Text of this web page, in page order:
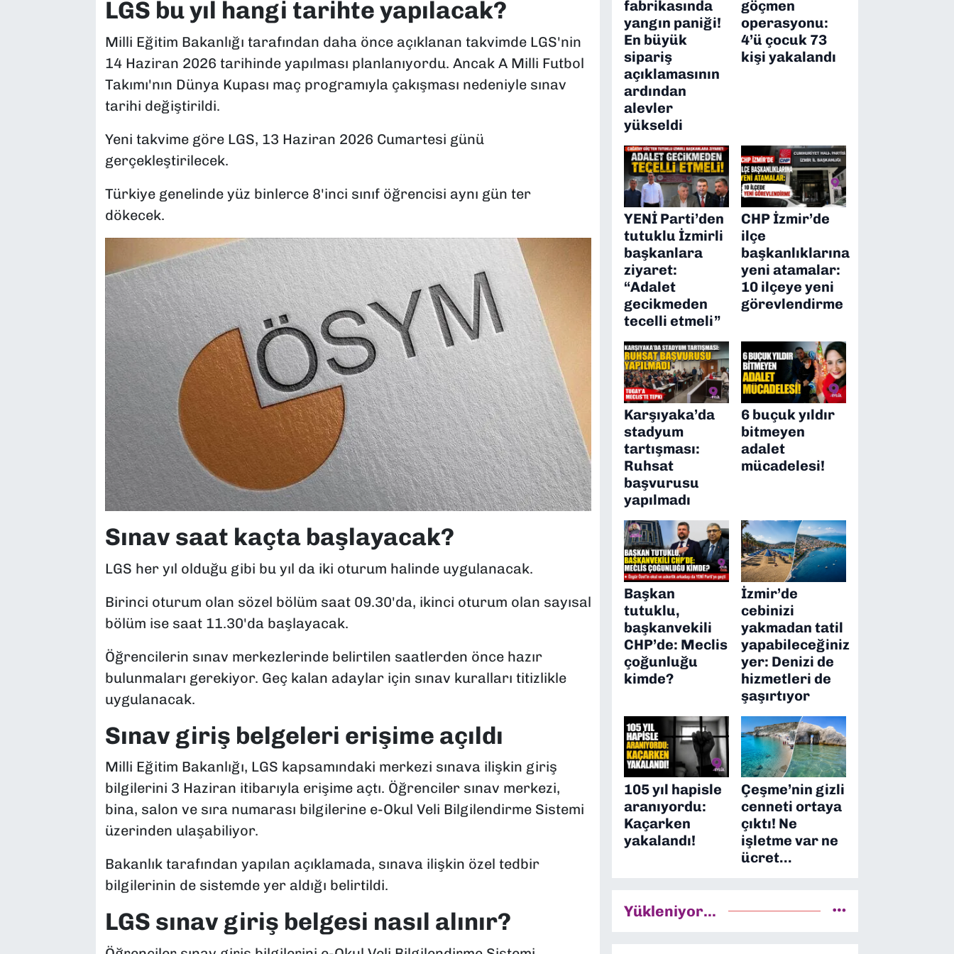
LGS bu yıl hangi tarihte yapılacak?
Milli Eğitim Bakanlığı tarafından daha önce açıklanan takvimde LGS'nin
14 Haziran 2026 tarihinde yapılması planlanıyordu. Ancak A Milli Futbol
Takımı'nın Dünya Kupası maç programıyla çakışması nedeniyle sınav
tarihi değiştirildi.
Yeni takvime göre LGS, 13 Haziran 2026 Cumartesi günü
gerçekleştirilecek.
Türkiye genelinde yüz binlerce 8'inci sınıf öğrencisi aynı gün ter
dökecek.
Sınav saat kaçta başlayacak?
LGS her yıl olduğu gibi bu yıl da iki oturum halinde uygulanacak.
Birinci oturum olan sözel bölüm saat 09.30'da, ikinci oturum olan sayısal
bölüm ise saat 11.30'da başlayacak.
Öğrencilerin sınav merkezlerinde belirtilen saatlerden önce hazır
bulunmaları gerekiyor. Geç kalan adaylar için sınav kuralları titizlikle
uygulanacak.
Sınav giriş belgeleri erişime açıldı
Milli Eğitim Bakanlığı, LGS kapsamındaki merkezi sınava ilişkin giriş
bilgilerini 3 Haziran itibarıyla erişime açtı. Öğrenciler sınav merkezi,
bina, salon ve sıra numarası bilgilerine e-Okul Veli Bilgilendirme Sistemi
üzerinden ulaşabiliyor.
Bakanlık tarafından yapılan açıklamada, sınava ilişkin özel tedbir
bilgilerinin de sistemde yer aldığı belirtildi.
LGS sınav giriş belgesi nasıl alınır?
fabrikasında
yangın paniği!
En büyük
sipariş
açıklamasının
ardından
alevler
yükseldi
göçmen
operasyonu:
4’ü çocuk 73
kişi yakalandı
YENİ Parti’den
tutuklu İzmirli
başkanlara
ziyaret:
“Adalet
gecikmeden
tecelli etmeli”
CHP İzmir’de
ilçe
başkanlıklarına
yeni atamalar:
10 ilçeye yeni
görevlendirme
Karşıyaka’da
stadyum
tartışması:
Ruhsat
başvurusu
yapılmadı
6 buçuk yıldır
bitmeyen
adalet
mücadelesi!
Başkan
tutuklu,
başkanvekili
CHP’de: Meclis
çoğunluğu
kimde?
İzmir’de
cebinizi
yakmadan tatil
yapabileceğiniz
yer: Denizi de
hizmetleri de
şaşırtıyor
105 yıl hapisle
aranıyordu:
Kaçarken
yakalandı!
Çeşme’nin gizli
cenneti ortaya
çıktı! Ne
işletme var ne
ücret…
Yükleniyor...